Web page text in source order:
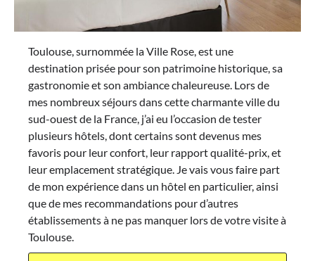
Toulouse, surnommée la Ville Rose, est une
destination prisée pour son patrimoine historique, sa
gastronomie et son ambiance chaleureuse. Lors de
mes nombreux séjours dans cette charmante ville du
sud-ouest de la France, j’ai eu l’occasion de tester
plusieurs hôtels, dont certains sont devenus mes
favoris pour leur confort, leur rapport qualité-prix, et
leur emplacement stratégique. Je vais vous faire part
de mon expérience dans un hôtel en particulier, ainsi
que de mes recommandations pour d’autres
établissements à ne pas manquer lors de votre visite à
Toulouse.